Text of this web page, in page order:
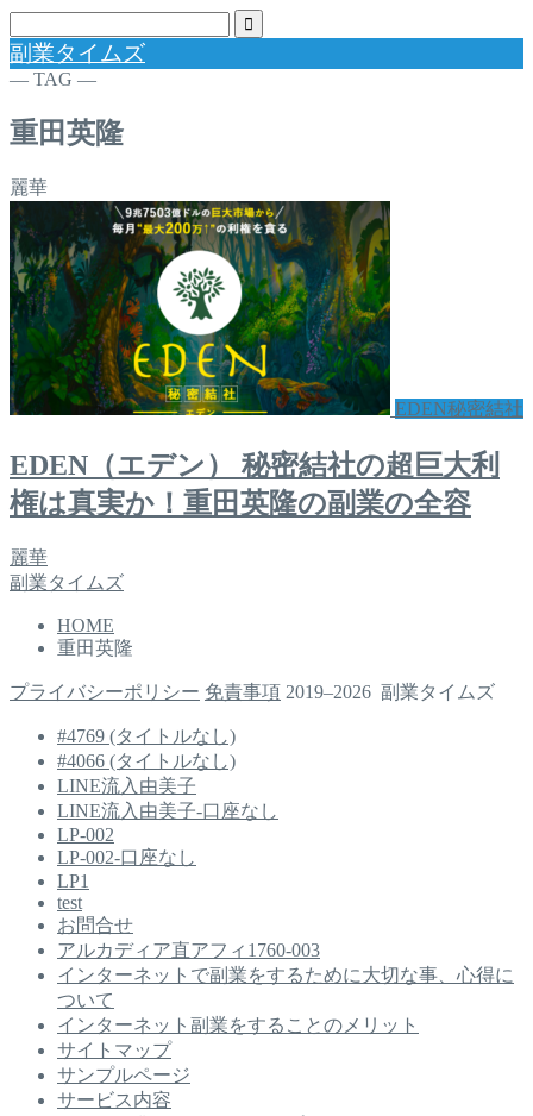
副業タイムズ
― TAG ―
重田英隆
麗華
EDEN秘密結社
EDEN（エデン） 秘密結社の超巨大利
権は真実か！重田英隆の副業の全容
麗華
副業タイムズ
HOME
重田英隆
プライバシーポリシー 免責事項 2019–2026 副業タイムズ
#4769 (タイトルなし)
#4066 (タイトルなし)
LINE流入由美子
LINE流入由美子-口座なし
LP-002
LP-002-口座なし
LP1
test
お問合せ
アルカディア直アフィ1760-003
インターネットで副業をするために大切な事、心得に
ついて
インターネット副業をすることのメリット
サイトマップ
サンプルページ
サービス内容